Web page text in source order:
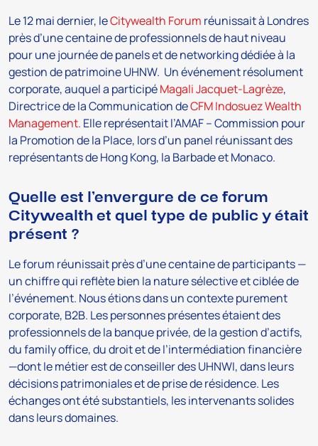
Le 12 mai dernier, leCitywealth Forum réunissait à Londres
près d’une centaine de professionnels de haut niveau
pour une journée de panels et de networking dédiée à la
gestion de patrimoine UHNW. Un événement résolument
corporate, auquel a participéMagali Jacquet-Lagrèze,
Directrice de la Communication deCFM Indosuez Wealth
Management. Elle représentait l’AMAF – Commission pour
la Promotion de la Place, lors d’un panel réunissant des
représentants de Hong Kong, la Barbade et Monaco.
Quelle est l’envergure de ce forum
Citywealth et quel type de public y était
présent ?
Le forum réunissait près d’une centaine de participants —
un chiffre qui reflète bien la nature sélective et ciblée de
l’événement. Nous étions dans un contexte purement
corporate, B2B. Les personnes présentes étaient des
professionnels de la banque privée, de la gestion d’actifs,
du family office, du droit et de l’intermédiation financière
—dont le métier est de conseiller des UHNWI, dans leurs
décisions patrimoniales et de prise de résidence. Les
échanges ont été substantiels, les intervenants solides
dans leurs domaines.